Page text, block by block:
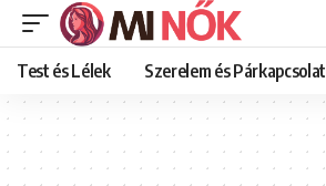
Test és Lélek Szerelem és Párkapcsolat